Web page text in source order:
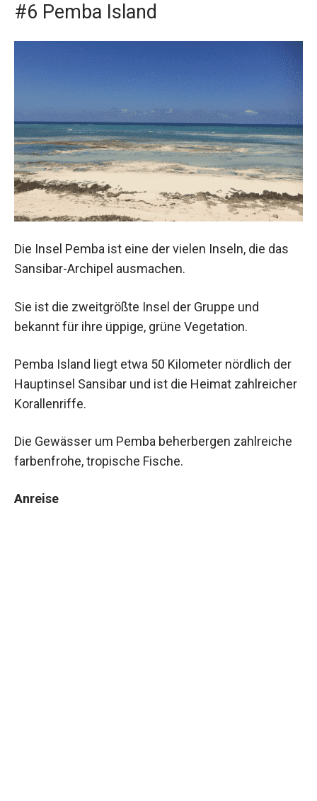
#6 Pemba Island
Die Insel Pemba ist eine der vielen Inseln, die das
Sansibar-Archipel ausmachen.
Sie ist die zweitgrößte Insel der Gruppe und
bekannt für ihre üppige, grüne Vegetation.
Pemba Island liegt etwa 50 Kilometer nördlich der
Hauptinsel Sansibar und ist die Heimat zahlreicher
Korallenriffe.
Die Gewässer um Pemba beherbergen zahlreiche
farbenfrohe, tropische Fische.
Anreise